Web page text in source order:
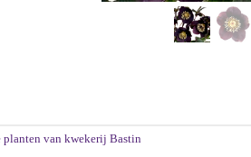
van kwekerij Bastin